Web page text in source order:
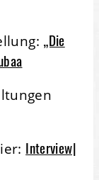
„Die
Interview|